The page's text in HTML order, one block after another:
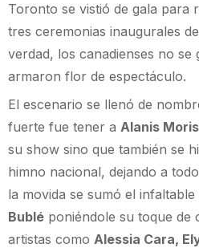
Toronto se vistió de gala para
tres ceremonias inaugurales
verdad, los canadienses no se
armaron flor de espectáculo.
El escenario se llenó de
fuerte fue tener a Alanis
su show sino que también se
himno nacional, dejando a
la movida se sumó el infaltable
Bublé poniéndole su toque de
artistas como Alessia Cara,